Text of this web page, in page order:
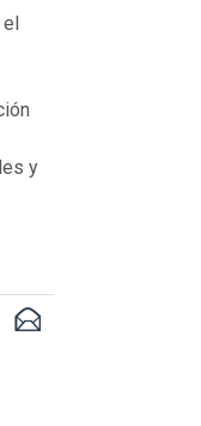
el
y
Email